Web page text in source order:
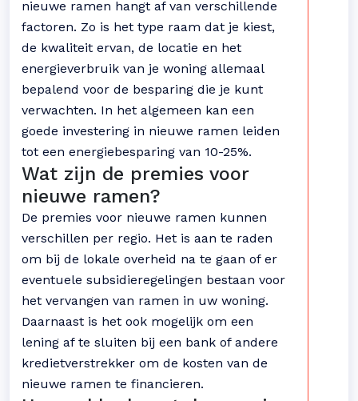
nieuwe ramen hangt af van verschillende
factoren. Zo is het type raam dat je kiest,
de kwaliteit ervan, de locatie en het
energieverbruik van je woning allemaal
bepalend voor de besparing die je kunt
verwachten. In het algemeen kan een
goede investering in nieuwe ramen leiden
tot een energiebesparing van 10-25%.
Wat zijn de premies voor
nieuwe ramen?
De premies voor nieuwe ramen kunnen
verschillen per regio. Het is aan te raden
om bij de lokale overheid na te gaan of er
eventuele subsidieregelingen bestaan voor
het vervangen van ramen in uw woning.
Daarnaast is het ook mogelijk om een
lening af te sluiten bij een bank of andere
kredietverstrekker om de kosten van de
nieuwe ramen te financieren.